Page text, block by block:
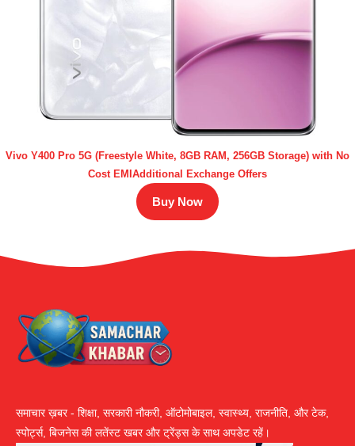
Vivo Y400 Pro 5G (Freestyle White, 8GB RAM, 256GB Storage) with No
Cost EMIAdditional Exchange Offers
Buy Now
समाचार ख़बर - शिक्षा, सरकारी नौकरी, ऑटोमोबाइल, स्वास्थ्य, राजनीति, और टेक,
स्पोर्ट्स, बिजनेस की लतेंस्ट खबर और ट्रेंड्स के साथ अपडेट रहें।